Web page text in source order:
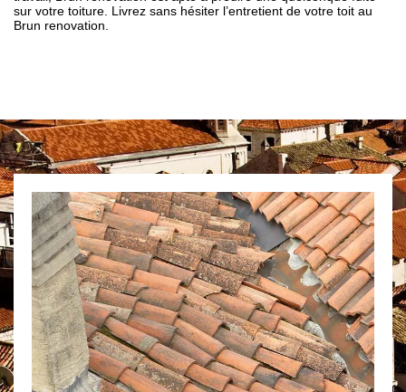
sur votre toiture. Livrez sans hésiter l’entretient de votre toit au
Brun renovation.